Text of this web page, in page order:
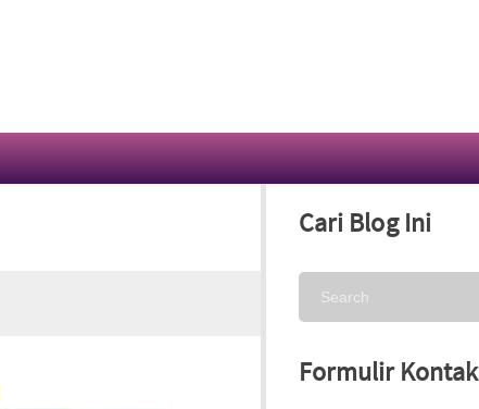
Cari Blog Ini
Formulir Kontak